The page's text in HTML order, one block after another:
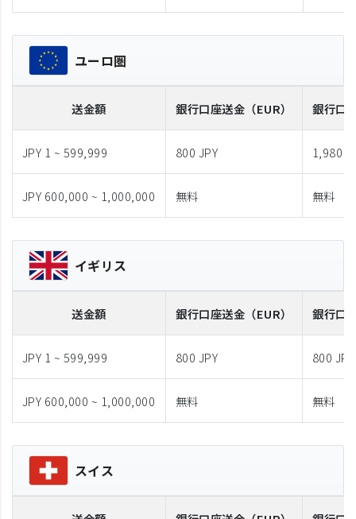
ユーロ圏
送金額 銀行口座送金 （EUR） 銀行口
JPY 1 ~ 599,999 800 JPY 1,980
JPY 600,000 ~ 1,000,000 無料 無料
イギリス
送金額 銀行口座送金 （EUR） 銀行口
JPY 1 ~ 599,999 800 JPY 800 JPY
JPY 600,000 ~ 1,000,000 無料 無料
スイス